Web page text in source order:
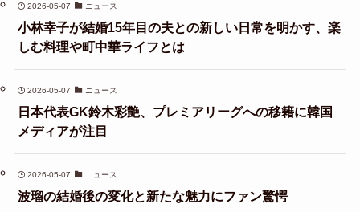
2026-05-07 ニュース
小林幸子が結婚15年目の夫との新しい日常を明かす、楽
しむ料理や町中華ライフとは
2026-05-07 ニュース
日本代表GK鈴木彩艶、プレミアリーグへの移籍に韓国
メディアが注目
2026-05-07 ニュース
波瑠の結婚後の変化と新たな魅力にファン驚愕